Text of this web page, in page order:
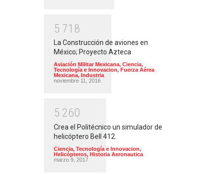
5 71 8
La Construcción de aviones en
México; Proyecto Azteca
Aviación Militar Mexicana, Ciencia,
Tecnología e Innovacion, Fuerza Aérea
Mexicana, Industria
noviembre 11, 2016
5 260
Crea el Politécnico un simulador de
helicóptero Bell 412.
Ciencia, Tecnología e Innovacion,
Helicópteros, Historia Aeronautica
marzo 9, 2017